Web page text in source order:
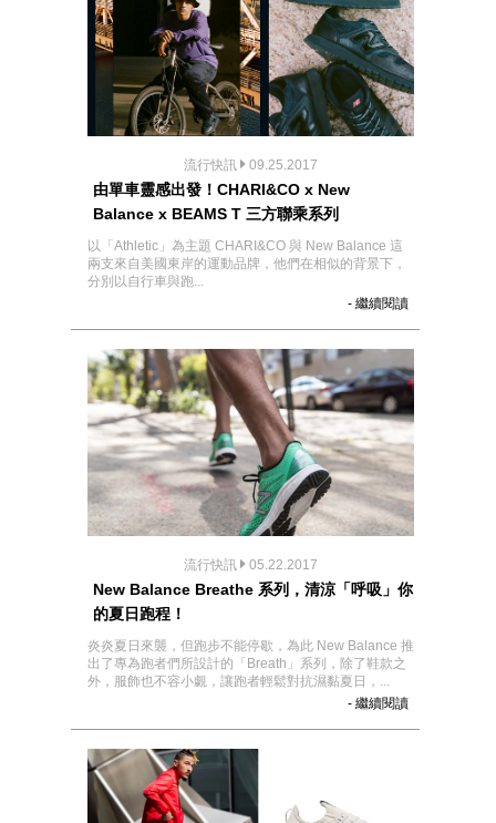
流行快訊 09.25.2017
由單車靈感出發！CHARI&CO x New
Balance x BEAMS T 三方聯乘系列
以「Athletic」為主題 CHARI&CO 與 New Balance 這
兩支來自美國東岸的運動品牌，他們在相似的背景下，
分別以自行車與跑...
- 繼續閱讀
流行快訊 05.22.2017
New Balance Breathe 系列，清涼「呼吸」你
的夏日跑程！
炎炎夏日來襲，但跑步不能停歇，為此 New Balance 推
出了專為跑者們所設計的「Breath」系列，除了鞋款之
外，服飾也不容小覷，讓跑者輕鬆對抗濕黏夏日，...
- 繼續閱讀